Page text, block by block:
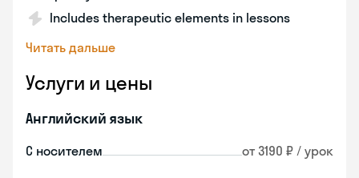
Includes therapeutic elements in lessons
Читать дальше
Услуги и цены
Английский язык
С носителем от 3190 ₽ / урок